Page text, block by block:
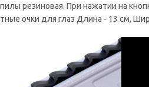
резиновая. При нажатии на
очки для глаз Длина - 13 см,